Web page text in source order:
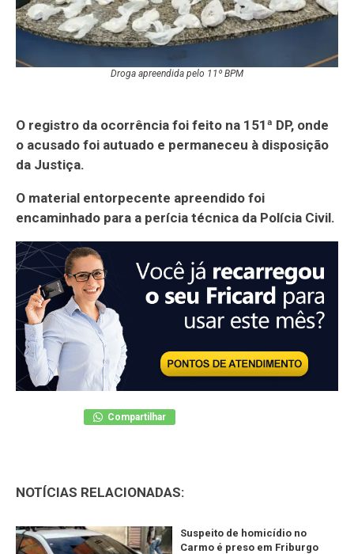
Droga apreendida pelo 11º BPM
O registro da ocorrência foi feito na 151ª DP, onde
o acusado foi autuado e permaneceu à disposição
da Justiça.
O material entorpecente apreendido foi
encaminhado para a perícia técnica da Polícia Civil.
Compartilhar
NOTÍCIAS RELACIONADAS:
Suspeito de homicídio no
Carmo é preso em Friburgo